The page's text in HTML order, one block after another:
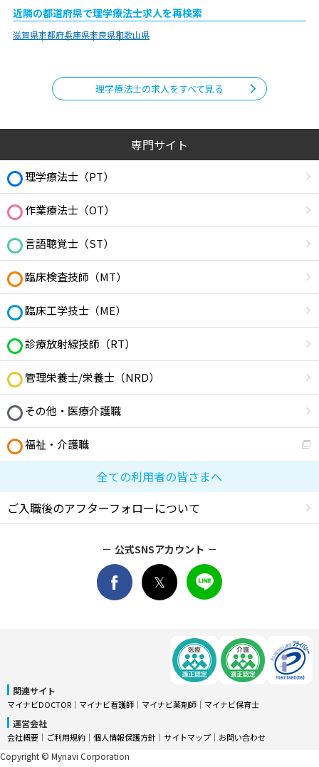
近隣の都道府県で理学療法士求人を再検索
滋賀県京都府兵庫県奈良県和歌山県
理学療法士の求人をすべて見る
専門サイト
理学療法士（PT）
作業療法士（OT）
言語聴覚士（ST）
臨床検査技師（MT）
臨床工学技士（ME）
診療放射線技師（RT）
管理栄養士/栄養士（NRD）
その他・医療介護職
福祉・介護職
全ての利用者の皆さまへ
ご入職後のアフターフォローについて
公式SNSアカウント
関連サイト
マイナビDOCTOR │ マイナビ看護師 │ マイナビ薬剤師 │ マイナビ保育士
運営会社
会社概要 │ ご利用規約 │ 個人情報保護方針 │ サイトマップ │ お問い合わせ
Copyright © Mynavi Corporation